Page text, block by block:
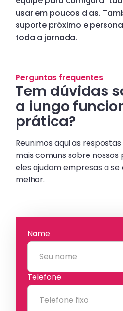
Perguntas frequentes
Tem dúvidas
a iungo
prática?
Reunimos aqui as
mais comuns sobre
eles ajudam empresas a
melhor.
usar em poucos dias.
suporte próximo e
toda a jornada.
Name
Telefone